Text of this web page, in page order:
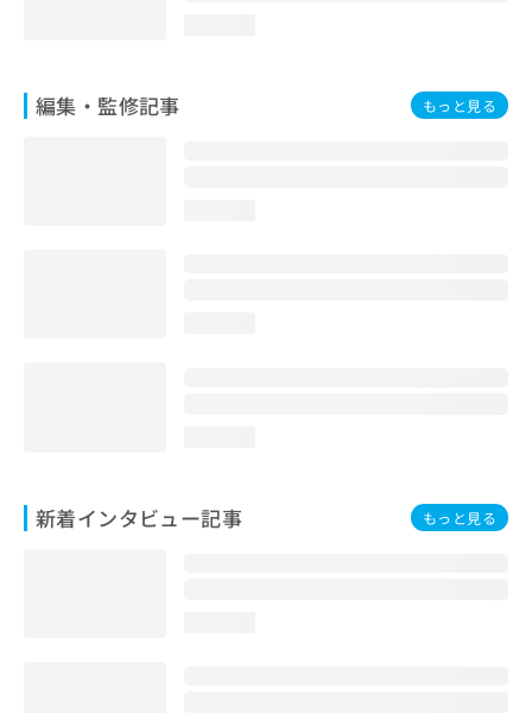
編集・監修記事 もっと見る
新着インタビュー記事 もっと見る